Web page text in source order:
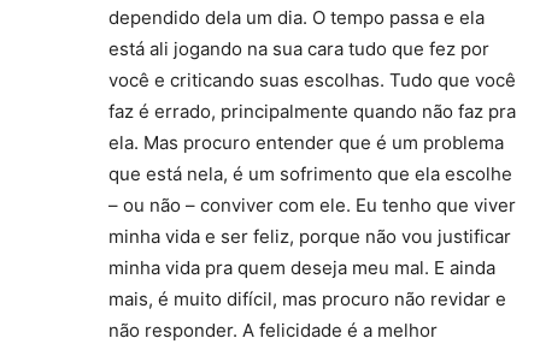
dependido dela um dia. O tempo passa e ela
está ali jogando na sua cara tudo que fez por
você e criticando suas escolhas. Tudo que você
faz é errado, principalmente quando não faz pra
ela. Mas procuro entender que é um problema
que está nela, é um sofrimento que ela escolhe
– ou não – conviver com ele. Eu tenho que viver
minha vida e ser feliz, porque não vou justificar
minha vida pra quem deseja meu mal. E ainda
mais, é muito difícil, mas procuro não revidar e
não responder. A felicidade é a melhor